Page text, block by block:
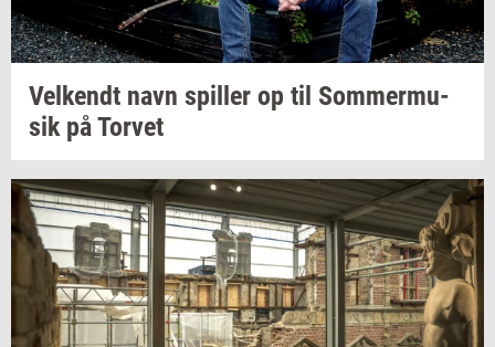
Vel­kendt navn spil­ler op til Som­mer­mu­
sikpåTor­vet